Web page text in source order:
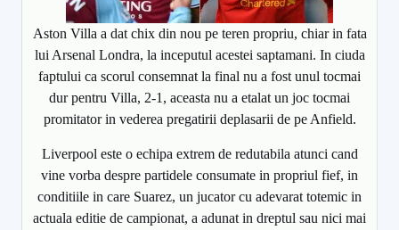
Aston Villa a dat chix din nou pe teren propriu, chiar in fata
lui Arsenal Londra, la inceputul acestei saptamani. In ciuda
faptului ca scorul consemnat la final nu a fost unul tocmai
dur pentru Villa, 2-1, aceasta nu a etalat un joc tocmai
promitator in vederea pregatirii deplasarii de pe Anfield.
Liverpool este o echipa extrem de redutabila atunci cand
vine vorba despre partidele consumate in propriul fief, in
conditiile in care Suarez, un jucator cu adevarat totemic in
actuala editie de campionat, a adunat in dreptul sau nici mai